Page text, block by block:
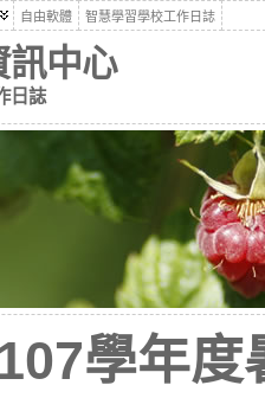
自由軟體 智慧學習學校工作日誌
訊中心
日誌
學年度